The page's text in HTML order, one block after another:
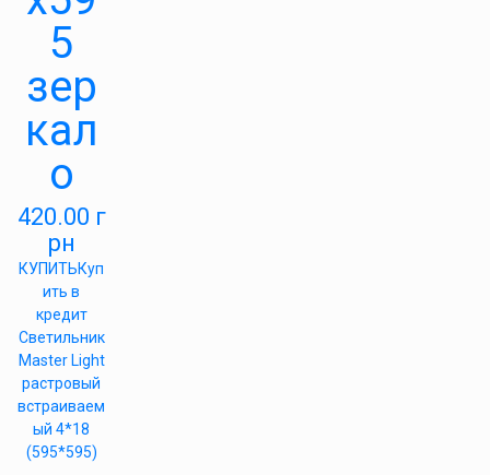
5
зер
кал
о
420.00 г
рн
КУПИТЬКуп
ить в
кредит
Светильник
Master Light
растровый
встраиваем
ый 4*18
(595*595)